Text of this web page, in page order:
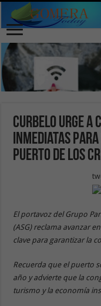
Curbelo urge a
inmediatas
Puerto de Los
El portavoz del Grupo
(ASG) reclama avanzar
clave para garantizar la
Recuerda que el puerto
año y advierte que la
turismo y la economía